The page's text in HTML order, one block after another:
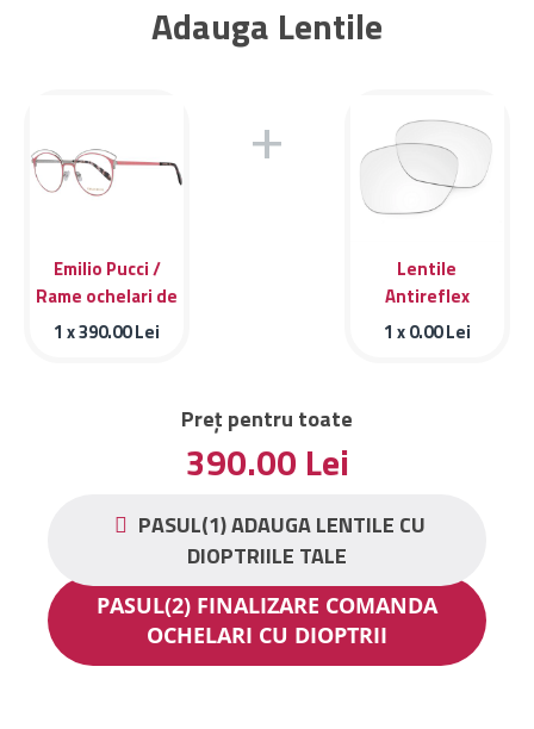
Adauga Lentile
Emilio Pucci /
Rame ochelari de
vedere Emilio
1 x390.00Lei
+
Lentile
Antireflex
PASUL(1) ADAUGA LENTILE CU
DIOPTRIILE TALE
1 x0.00Lei
Preț pentru toate
390.00 Lei
PASUL(2) FINALIZARE COMANDA
OCHELARI CU DIOPTRII